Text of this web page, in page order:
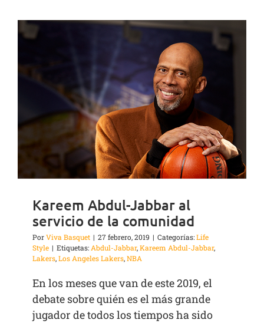
Kareem Abdul-Jabbar al
servicio de la comunidad
PorViva Basquet | 27 febrero, 2019 | Categorías:Life
Style | Etiquetas:Abdul-Jabbar,Kareem Abdul-Jabbar,
Lakers,Los Angeles Lakers,NBA
En los meses que van de este 2019, el
debate sobre quién es el más grande
jugador de todos los tiempos ha sido